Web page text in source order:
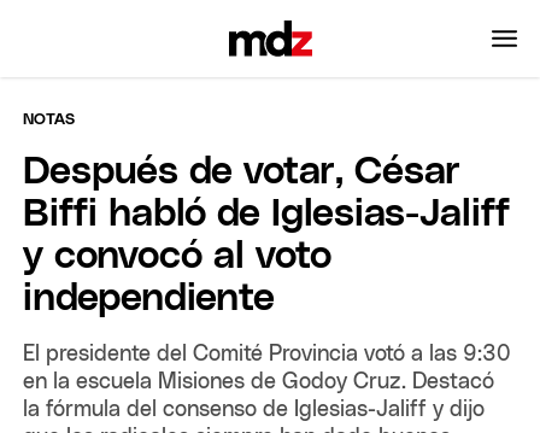
NOTAS
Después de votar, César
Biffi habló de Iglesias-Jaliff
y convocó al voto
independiente
El presidente del Comité Provincia votó a las 9:30
en la escuela Misiones de Godoy Cruz. Destacó
la fórmula del consenso de Iglesias-Jaliff y dijo